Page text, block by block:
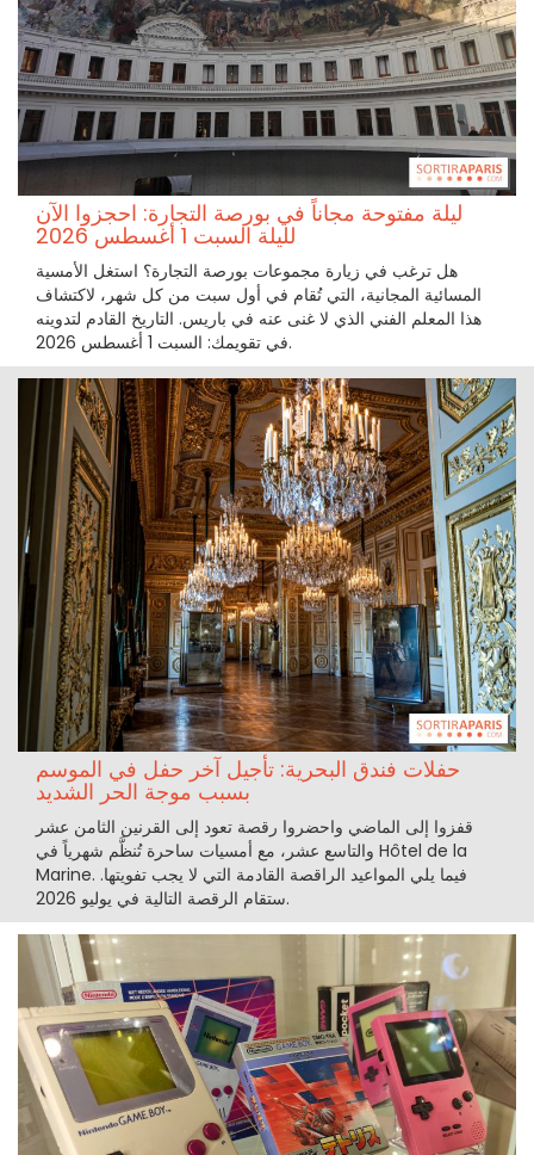
ليلة مفتوحة مجاناً في بورصة التجارة: احجزوا الآن
لليلة السبت 1 أغسطس 2026
هل ترغب في زيارة مجموعات بورصة التجارة؟ استغل الأمسية
المسائية المجانية، التي تُقام في أول سبت من كل شهر، لاكتشاف
هذا المعلم الفني الذي لا غنى عنه في باريس. التاريخ القادم لتدوينه
في تقويمك: السبت 1 أغسطس 2026.
حفلات فندق البحرية: تأجيل آخر حفل في الموسم
بسبب موجة الحر الشديد
قفزوا إلى الماضي واحضروا رقصة تعود إلى القرنين الثامن عشر
والتاسع عشر، مع أمسيات ساحرة تُنظَّم شهرياً في Hôtel de la
Marine. فيما يلي المواعيد الراقصة القادمة التي لا يجب تفويتها.
ستقام الرقصة التالية في يوليو 2026.